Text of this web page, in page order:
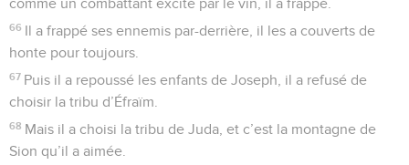
comme un combattant excité par le vin, il a frappé.
66 Il a frappé ses ennemis par-derrière, il les a couverts de
honte pour toujours.
67 Puis il a repoussé les enfants de Joseph, il a refusé de
choisir la tribu d’Éfraïm.
68 Mais il a choisi la tribu de Juda, et c’est la montagne de
Sion qu’il a aimée.